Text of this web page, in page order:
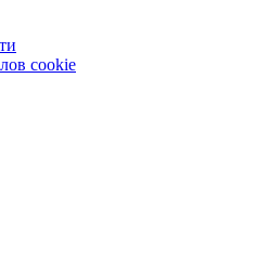
cookie